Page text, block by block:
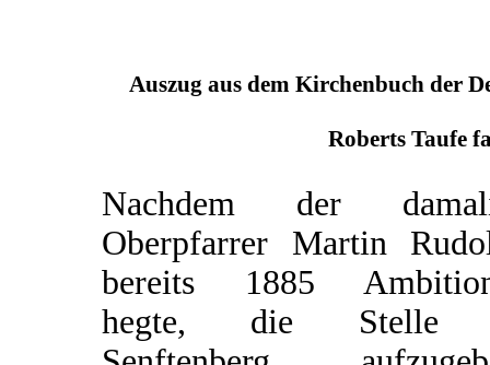
Auszug aus dem Kirchenbuch der
Roberts Taufe
Nachdem der
Oberpfarrer Martin
bereits 1885
hegte, die Stelle